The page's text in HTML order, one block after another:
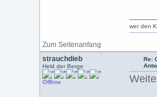
Zum Seitenanfang
wer den
strauchdieb
Held der Berge
Offline
Re: